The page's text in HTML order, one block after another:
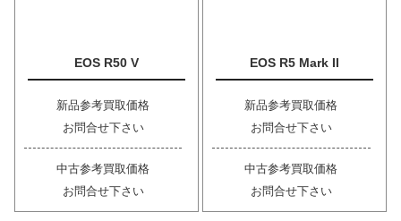
EOS R50 V
新品参考買取価格
お問合せ下さい
中古参考買取価格
お問合せ下さい
EOS R5 Mark II
新品参考買取価格
お問合せ下さい
中古参考買取価格
お問合せ下さい